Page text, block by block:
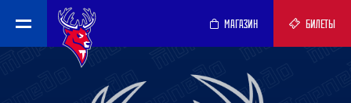
МАГАЗИН БИЛЕТЫ